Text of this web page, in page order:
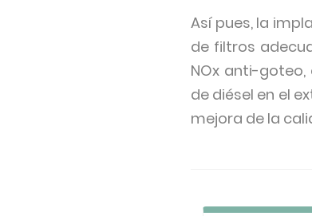
Así pues, la
de filtros
NOx anti-
de diésel en el
mejora de la